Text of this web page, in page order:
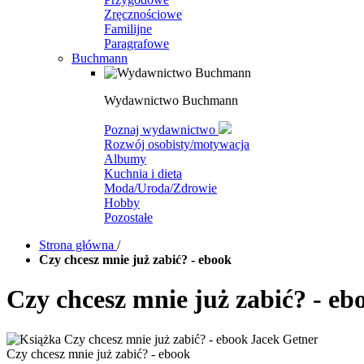
Zręcznościowe
Familijne
Paragrafowe
Buchmann
Wydawnictwo Buchmann
Poznaj wydawnictwo
Rozwój osobisty/motywacja
Albumy
Kuchnia i dieta
Moda/Uroda/Zdrowie
Hobby
Pozostałe
Strona główna /
Czy chcesz mnie już zabić? - ebook
Czy chcesz mnie już zabić? -
Czy chcesz mnie już zabić? - ebook